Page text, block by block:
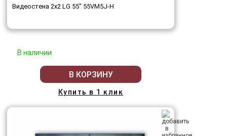
Видеостена 2x2 LG 55" 55VM5J-H
В наличии
В КОРЗИНУ
Купить в 1 клик